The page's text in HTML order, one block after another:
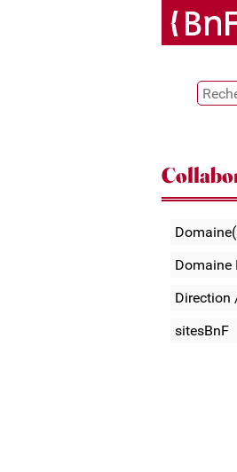
Domaine
Direction
sitesBnF